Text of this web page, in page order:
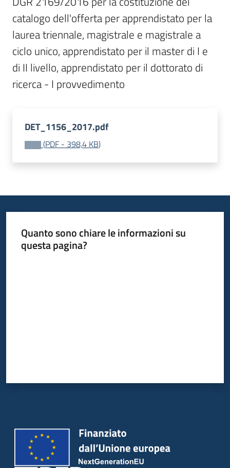
Atti
Bandi
Piani
Programmi
Progetti
Fondo
sociale
Seguici
catalogo dell'offerta per apprendistato per la
laurea triennale, magistrale e magistrale a
ciclo unico, apprendistato per il master di I e
di II livello, apprendistato per il dottorato di
ricerca - I provvedimento
DET_1156_2017.pdf
(PDF - 398,4 KB)
Quanto sono chiare le informazioni su
questa pagina?